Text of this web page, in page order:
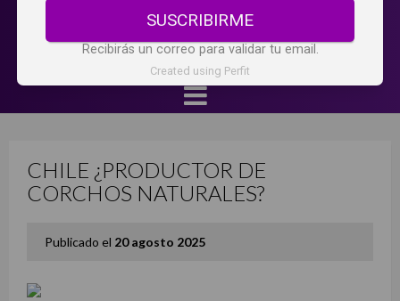
CHILE ¿PRODUCTOR DE
CORCHOS NATURALES?
Publicado el 20 agosto 2025
SUSCRIBIRME
Recibirás un correo para validar tu email.
Created using Perfit